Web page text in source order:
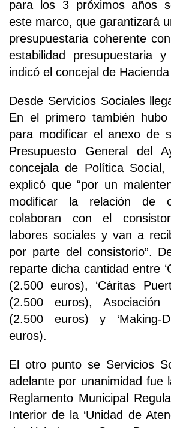
para los 3 próximos años
este marco, que garantizará
presupuestaria coherente
estabilidad presupuestaria y
indicó el concejal de
Desde Servicios Sociales
En el primero también
para modificar el anexo de
Presupuesto General del
concejala de Política
explicó que “por un
modificar la relación de
colaboran con el
labores sociales y van a
por parte del consistorio”.
reparte dicha cantidad entre
(2.500 euros), ‘Cáritas
(2.500 euros), Asociación
(2.500 euros) y ‘Making-
euros).
El otro punto se Servicios
adelante por unanimidad fue
Reglamento Municipal
Interior de la ‘Unidad de